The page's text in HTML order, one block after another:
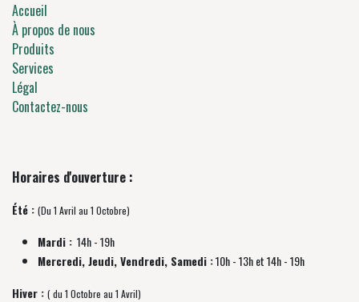
Accueil
À propos de nous
Produits
Services
Légal
Contactez-nous
Horaires d'ouverture :
Été : (Du 1 Avril au 1 Octobre)
Mardi : 14h - 19h
Mercredi, Jeudi, Vendredi, Samedi :10h - 13h et 14h - 19h
Hiver : ( du 1 Octobre au 1 Avril)